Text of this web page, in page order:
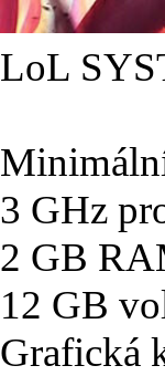
LoL
3 GHz
2 GB
12 GB
Grafická